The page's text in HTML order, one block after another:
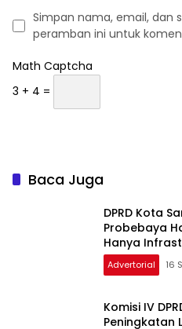
Simpan nama, email, dan
peramban ini untuk
Math Captcha
3 + 4 =
Baca Juga
DPRD Kota
Probebaya
Hanya
Advertorial 16
Komisi IV
Peningkatan